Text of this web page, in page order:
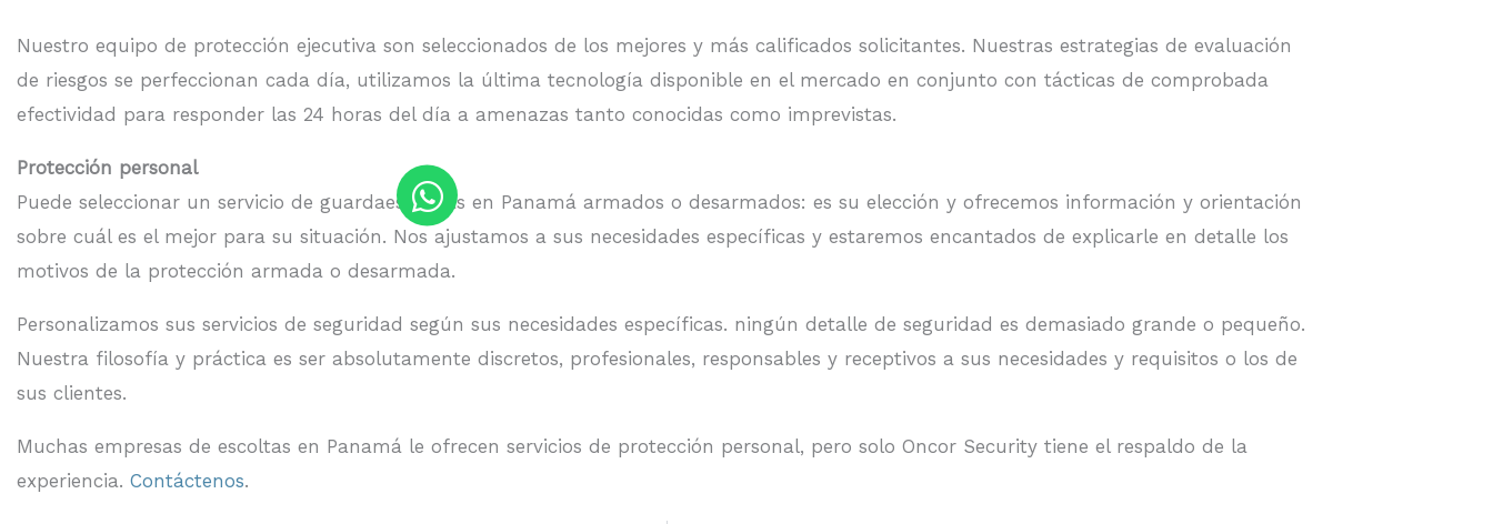
Nuestro equipo de protección ejecutiva son seleccionados de los mejores y más calificados solicitantes. Nuestras estrategias de evaluación
de riesgos se perfeccionan cada día, utilizamos la última tecnología disponible en el mercado en conjunto con tácticas de comprobada
efectividad para responder las 24 horas del día a amenazas tanto conocidas como imprevistas.
Protección personal
Puede seleccionar un servicio de guardaespaldas en Panamá armados o desarmados: es su elección y ofrecemos información y orientación
sobre cuál es el mejor para su situación. Nos ajustamos a sus necesidades específicas y estaremos encantados de explicarle en detalle los
motivos de la protección armada o desarmada.
Personalizamos sus servicios de seguridad según sus necesidades específicas. ningún detalle de seguridad es demasiado grande o pequeño.
Nuestra filosofía y práctica es ser absolutamente discretos, profesionales, responsables y receptivos a sus necesidades y requisitos o los de
sus clientes.
Muchas empresas de escoltas en Panamá le ofrecen servicios de protección personal, pero solo Oncor Security tiene el respaldo de la
experiencia. Contáctenos.